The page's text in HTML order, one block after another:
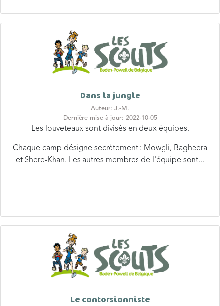
Dans la jungle
Auteur: J.-M.
Dernière mise à jour: 2022-10-05
Les louveteaux sont divisés en deux équipes.
Chaque camp désigne secrètement : Mowgli, Bagheera
et Shere-Khan. Les autres membres de l'équipe sont...
Le contorsionniste